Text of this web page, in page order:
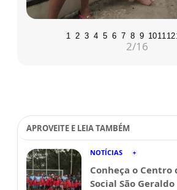
1 2 3 4 5 6 7 8 9 1011 12
2/16
APROVEITE E LEIA TAMBÉM
NOTÍCIAS
Conheça o Centro
Social São